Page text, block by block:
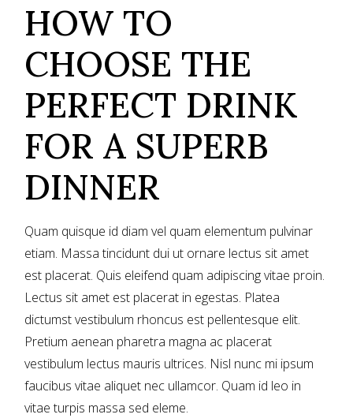
HOW TO
CHOOSE THE
PERFECT DRINK
FOR A SUPERB
DINNER
Quam quisque id diam vel quam elementum pulvinar
etiam. Massa tincidunt dui ut ornare lectus sit amet
est placerat. Quis eleifend quam adipiscing vitae proin.
Lectus sit amet est placerat in egestas. Platea
dictumst vestibulum rhoncus est pellentesque elit.
Pretium aenean pharetra magna ac placerat
vestibulum lectus mauris ultrices. Nisl nunc mi ipsum
faucibus vitae aliquet nec ullamcor. Quam id leo in
vitae turpis massa sed eleme.